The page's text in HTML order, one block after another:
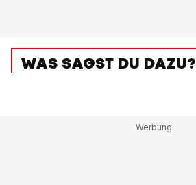
WAS SAGST DU DAZU?